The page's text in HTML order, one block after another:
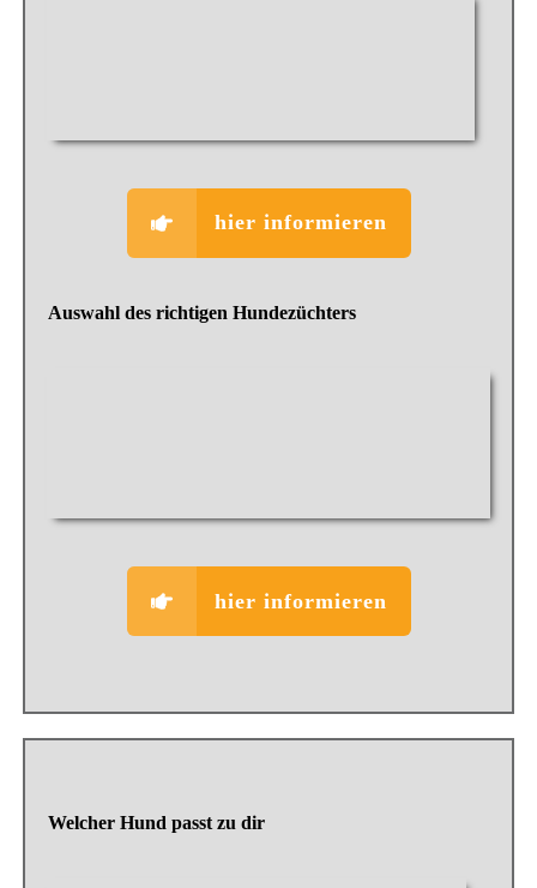
hier informieren
Auswahl des richtigen Hundezüchters
hier informieren
Welcher Hund passt zu dir